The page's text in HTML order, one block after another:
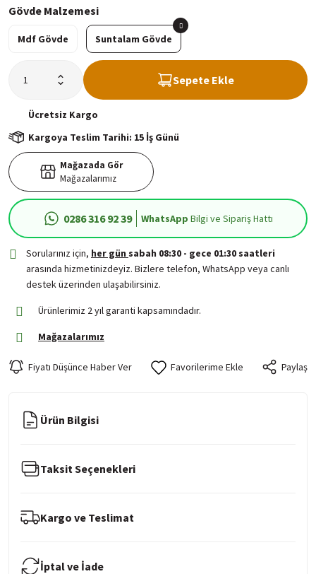
Gövde Malzemesi
Mdf Gövde Suntalam Gövde
Sepete Ekle
Ücretsiz Kargo
Kargoya Teslim Tarihi: 15 İş Günü
Mağazada Gör
Mağazalarımız
0286 316 92 39 WhatsApp Bilgi ve Sipariş Hattı
Sorularınız için, her gün sabah 08:30 - gece 01:30 saatleri
arasında hizmetinizdeyiz. Bizlere telefon, WhatsApp veya canlı
destek üzerinden ulaşabilirsiniz.
Ürünlerimiz 2 yıl garanti kapsamındadır.
Mağazalarımız
Fiyatı Düşünce Haber Ver Paylaş
Ürün Bilgisi
Taksit Seçenekleri
Kargo ve Teslimat
İptal ve İade